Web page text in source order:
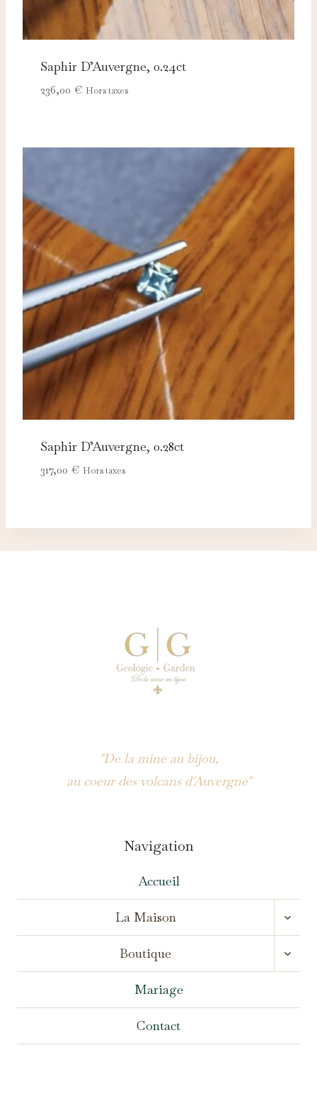
Saphir D’Auvergne, 0.24ct
236,00 € Hors taxes
Saphir D’Auvergne, 0.28ct
317,00 € Hors taxes
"De la mine au bijou,
au coeur des volcans d'Auvergne"
Navigation
Accueil
La Maison
MENU
Boutique
MENU
Mariage
Contact